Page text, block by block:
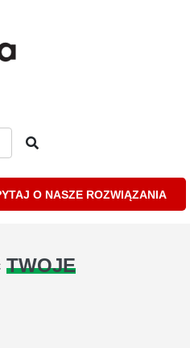
O NASZE ROZWIĄZANIA
TWOJE